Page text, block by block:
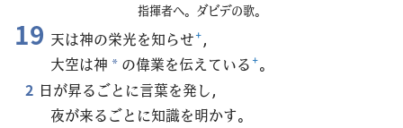
指揮者へ。ダビデの歌。
19 天は神の栄光を知らせ+，
大空は神 * の偉業を伝えている+。
2 日が昇るごとに言葉を発し，
夜が来るごとに知識を明かす。